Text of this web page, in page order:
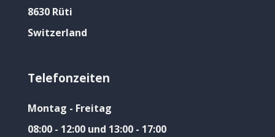
8630 Rüti
Switzerland
Telefonzeiten
Montag - Freitag
08:00 - 12:00 und 13:00 - 17:00